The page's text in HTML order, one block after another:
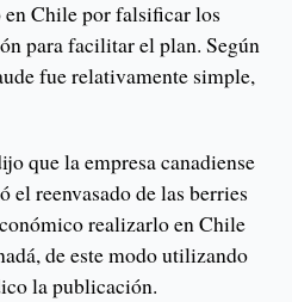
en Chile por falsificar los
para facilitar el plan. Según
fue relativamente simple,
que la empresa canadiense
el reenvasado de las berries
realizarlo en Chile
de este modo utilizando
la publicación.